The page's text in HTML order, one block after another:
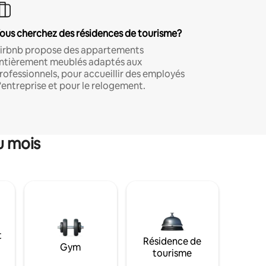
cherchez des résidences de tourisme?
propose des appartements
meublés adaptés aux
pour accueillir des employés
et pour le relogement.
mois
Gym
Résidence de
tourisme